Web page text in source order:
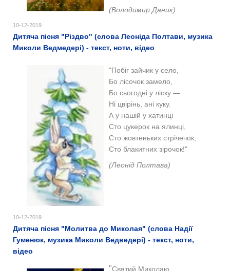
(Володимир Даник)
10-12-2019
Дитяча пісня "Різдво" (слова Леоніда Полтави, музика
Миколи Ведмедері) - текст, ноти, відео
"Побіг зайчик у село,
Бо лісочок замело,
Бо сьогодні у ліску —
Ні цвірінь, ані куку.
А у нашій у хатинці
Сто цукерок на ялинці,
Сто жовтеньких стрічечок,
Сто блакитних зірочок!"
(Леонід Полтава)
10-12-2019
Дитяча пісня "Молитва до Миколая" (слова Надії
Гуменюк, музика Миколи Ведведері) - текст, ноти,
відео
"Святий Миколаю,